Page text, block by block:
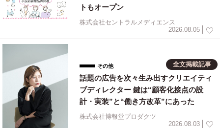
トもオープン
株式会社セントラルメディエンス
2026.08.05
その他 全文掲載記事
話題の広告を次々生み出すクリエイティ
ブディレクター 鍵は“顧客化接点の設
計・実装”と“働き方改革”にあった
株式会社博報堂プロダクツ
2026.08.03